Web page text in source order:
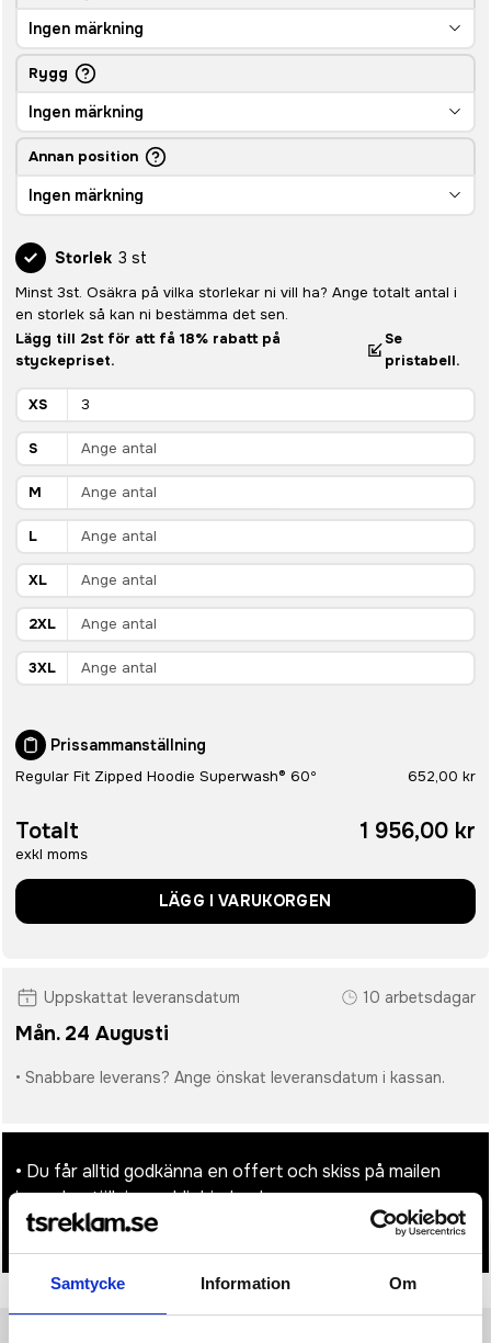
Samtycke Information Om
Ingen märkning
Rygg
Ingen märkning
Annan position
Ingen märkning
Storlek 3 st
Minst 3st. Osäkra på vilka storlekar ni vill ha? Ange totalt antal i
en storlek så kan ni bestämma det sen.
Lägg till 2st för att få 18% rabatt på
styckepriset.
Se
pristabell.
XS
S
M
L
XL
2XL
3XL
Prissammanställning
Regular Fit Zipped Hoodie Superwash® 60º 652,00 kr
Totalt
exkl moms
1 956,00 kr
LÄGG I VARUKORGEN
Uppskattat leveransdatum 10 arbetsdagar
Mån. 24 Augusti
• Snabbare leverans? Ange önskat leveransdatum i kassan.
• Du får alltid godkänna en offert och skiss på mailen
innan beställningen blir bindande.
• Tryckfil/er logo laddas upp i kassan.